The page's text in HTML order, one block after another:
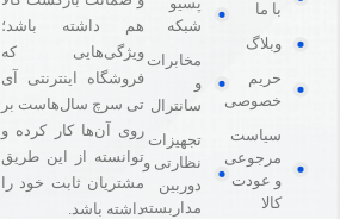
با ما
وبلاگ
حریم
خصوصی
سیاست
مرجوعی
و عودت
کالا
شبکه
مخابرات
و
سانترال
تجهیزات
نظارتی و
دوربین
مداربسته
هم داشته باشد؛
ویژگی‌هایی که
فروشگاه اینترنتی آی
تی سرچ سال‌هاست بر
روی آن‌ها کار کرده و
توانسته از این طریق
مشتریان ثابت خود را
داشته باشد.